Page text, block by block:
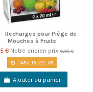
- Recharges pour Piège de
Mouches à Fruits
€ Notre ancien prix 9,95 €
145d. 13:22 :05
Ajouter au panier